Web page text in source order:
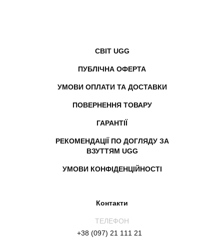
СВІТ UGG
ПУБЛІЧНА ОФЕРТА
УМОВИ ОПЛАТИ ТА ДОСТАВКИ
ПОВЕРНЕННЯ ТОВАРУ
ГАРАНТІЇ
РЕКОМЕНДАЦІЇ ПО ДОГЛЯДУ ЗА
ВЗУТТЯМ UGG
УМОВИ КОНФІДЕНЦІЙНОСТІ
Контакти
ТЕЛЕФОН
+38 (097) 21 111 21